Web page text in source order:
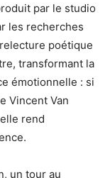
par le studio
les recherches
poétique
transformant la
émotionnelle : si
Vincent Van
rend
un tour au